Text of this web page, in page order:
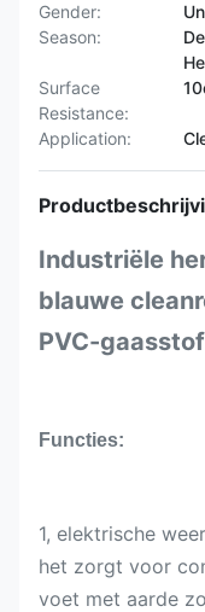
Gender:
Season:
Surface
Resistance:
Application:
Industriële
blauwe
PVC-
Functies:
1, elektrische
het zorgt voor
voet met aarde